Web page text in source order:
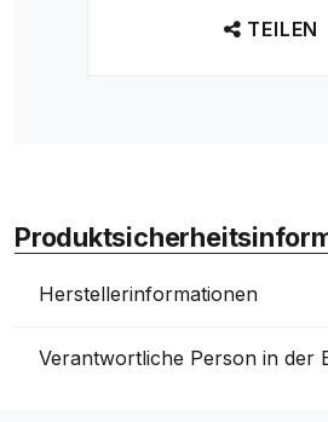
TEILEN
Herstellerinformationen
Verantwortliche Person in der